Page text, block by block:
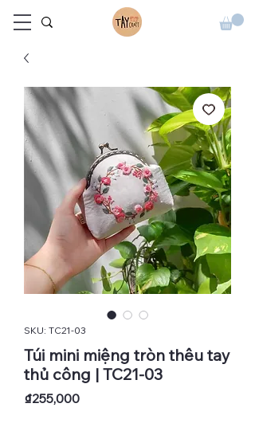
SKU: TC21-03
Túi mini miệng tròn thêu tay
thủ công | TC21-03
₫255,000Price